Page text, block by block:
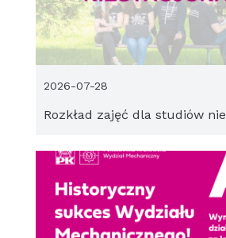
Rozkład zajęć dla studiów
2026-07-28